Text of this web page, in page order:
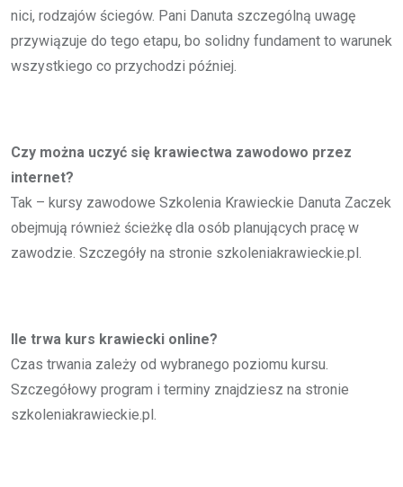
nici, rodzajów ściegów. Pani Danuta szczególną uwagę
przywiązuje do tego etapu, bo solidny fundament to warunek
wszystkiego co przychodzi później.
Czy można uczyć się krawiectwa zawodowo przez
internet?
Tak – kursy zawodowe Szkolenia Krawieckie Danuta Zaczek
obejmują również ścieżkę dla osób planujących pracę w
zawodzie. Szczegóły na stronie szkoleniakrawieckie.pl.
Ile trwa kurs krawiecki online?
Czas trwania zależy od wybranego poziomu kursu.
Szczegółowy program i terminy znajdziesz na stronie
szkoleniakrawieckie.pl.